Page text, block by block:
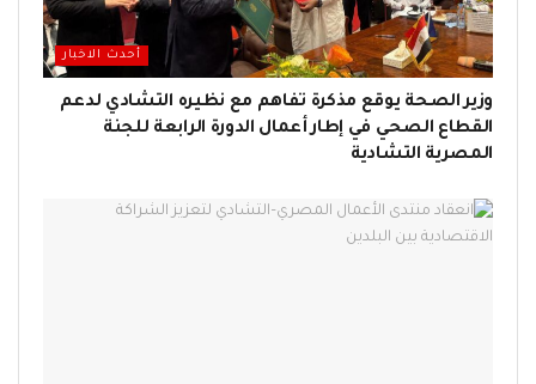
أحدث الاخبار
وزير الصحة يوقع مذكرة تفاهم مع نظيره التشادي لدعم
القطاع الصحي في إطار أعمال الدورة الرابعة للجنة
المصرية التشادية